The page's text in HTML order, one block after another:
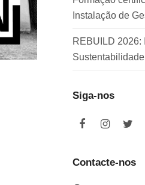
Instalação de
REBUILD 2026:
Siga-nos
F
e
I
t
T
t
Contacte-nos